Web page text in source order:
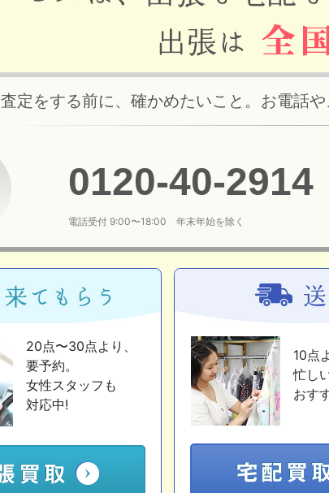
査定をする前に、確かめたいこと。お電話
0120-40-2914
電話受付 9:00〜18:00 年末年始を除く
20点〜30点より、
要予約。
女性スタッフも
対応中!
10点
忙し
おす